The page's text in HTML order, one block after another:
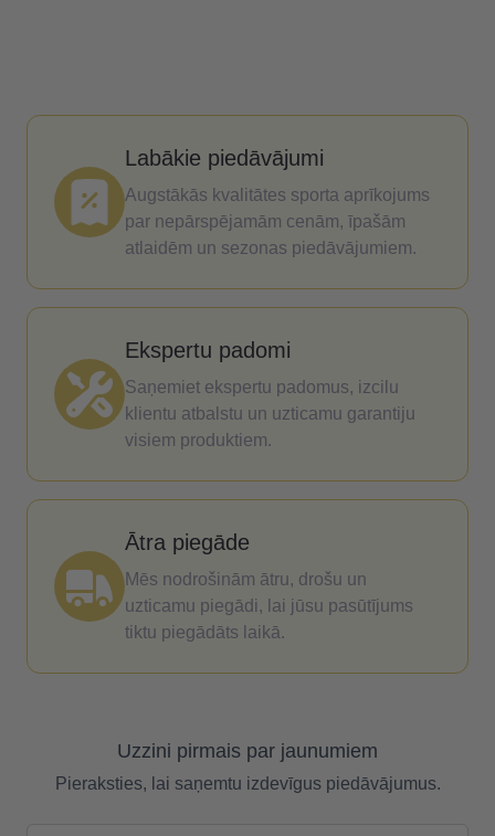
Labākie piedāvājumi
Augstākās kvalitātes sporta aprīkojums
par nepārspējamām cenām, īpašām
atlaidēm un sezonas piedāvājumiem.
Ekspertu padomi
Saņemiet ekspertu padomus, izcilu
klientu atbalstu un uzticamu garantiju
visiem produktiem.
Ātra piegāde
Mēs nodrošinām ātru, drošu un
uzticamu piegādi, lai jūsu pasūtījums
tiktu piegādāts laikā.
Uzzini pirmais par jaunumiem
Pieraksties, lai saņemtu izdevīgus piedāvājumus.